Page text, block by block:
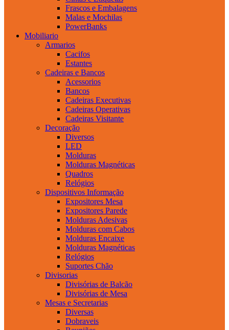
Frascos e Embalagens
Malas e Mochilas
PowerBanks
Mobiliario
Armarios
Cacifos
Estantes
Cadeiras e Bancos
Acessorios
Bancos
Cadeiras Executivas
Cadeiras Operativas
Cadeiras Visitante
Decoração
Diversos
LED
Molduras
Molduras Magnéticas
Quadros
Relógios
Dispositivos Informação
Expositores Mesa
Expositores Parede
Molduras Adesivas
Molduras com Cabos
Molduras Encaixe
Molduras Magnéticas
Relógios
Suportes Chão
Divisorias
Divisórias de Balcão
Divisórias de Mesa
Mesas e Secretarias
Diversas
Dobraveis